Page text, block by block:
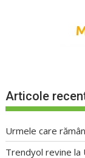
Articole
Urmele care
Trendyol revine la